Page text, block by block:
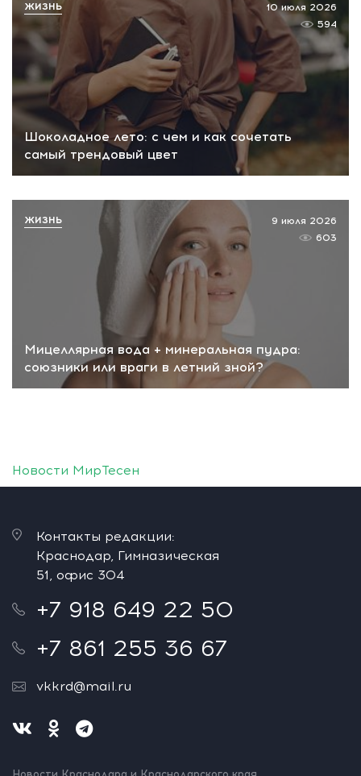
Шоколадное лето: с чем и как сочетать
самый трендовый цвет
10 июля 2026
594
ЖИЗНЬ
Мицеллярная вода + минеральная пудра:
союзники или враги в летний зной?
9 июля 2026
603
ЖИЗНЬ
Новости МирТесен
Контакты редакции:
Краснодар, Гимназическая
51, офис 304
+7 918 649 22 50
+7 861 255 36 67
vkkrd@mail.ru